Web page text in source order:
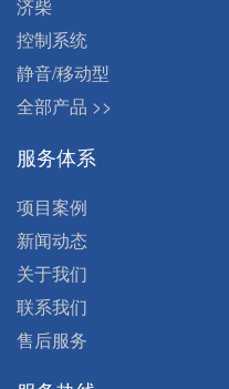
济柴
控制系统
静音/移动型
全部产品 >>
服务体系
项目案例
新闻动态
关于我们
联系我们
售后服务